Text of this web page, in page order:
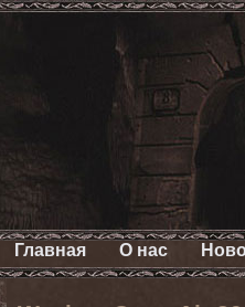
Главная О нас